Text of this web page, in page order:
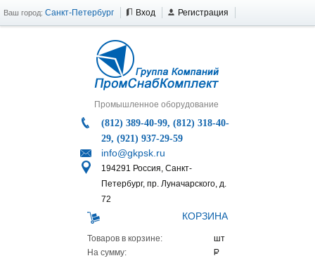
Ваш город: Санкт-Петербург Вход Регистрация
Промышленное оборудование
(812) 389-40-99, (812) 318-40-
29, (921) 937-29-59
info@gkpsk.ru
194291 Россия, Санкт-
Петербург, пр. Луначарского, д.
72
КОРЗИНА
Товаров в корзине:
На сумму: